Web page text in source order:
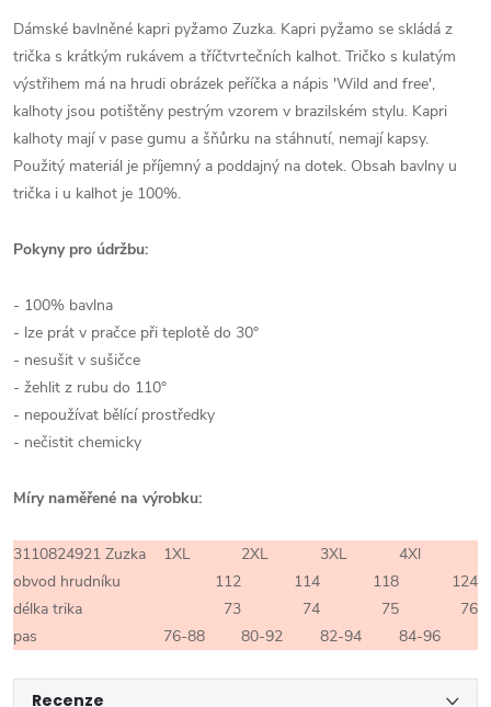
Dámské bavlněné kapri pyžamo Zuzka. Kapri pyžamo se skládá z
trička s krátkým rukávem a tříčtvrtečních kalhot. Tričko s kulatým
výstřihem má na hrudi obrázek peříčka a nápis 'Wild and free',
kalhoty jsou potištěny pestrým vzorem v brazilském stylu. Kapri
kalhoty mají v pase gumu a šňůrku na stáhnutí, nemají kapsy.
Použitý materiál je příjemný a poddajný na dotek. Obsah bavlny u
trička i u kalhot je 100%.
Pokyny pro údržbu:
- 100% bavlna
- lze prát v pračce při teplotě do 30°
- nesušit v sušičce
- žehlit z rubu do 110°
- nepoužívat bělící prostředky
- nečistit chemicky
Míry naměřené na výrobku:
3110824921 Zuzka 1XL 2XL 3XL
4Xl
obvod hrudníku
112 114 118
124
délka trika
73 74 75
76
pas
76-88 80-92 82-94 84-96
Recenze